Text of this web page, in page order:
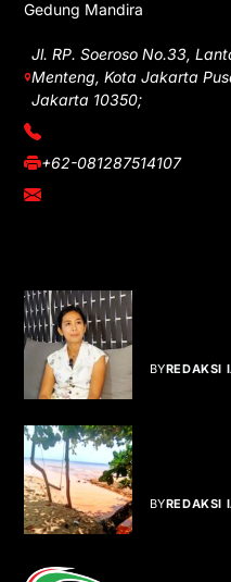
Gedung Mandira
Jl. RP. Soeroso No.33,
Menteng, Kota Jakarta
Jakarta 10350;
(021) 3908026
+62-081287514107
adm@iawnews.com
BYREDAKSI
BYREDAKSI